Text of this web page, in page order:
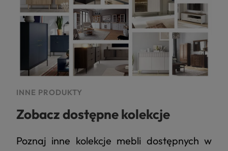
INNE PRODUKTY
Zobacz dostępne kolekcje
Poznaj inne kolekcje mebli dostępnych w